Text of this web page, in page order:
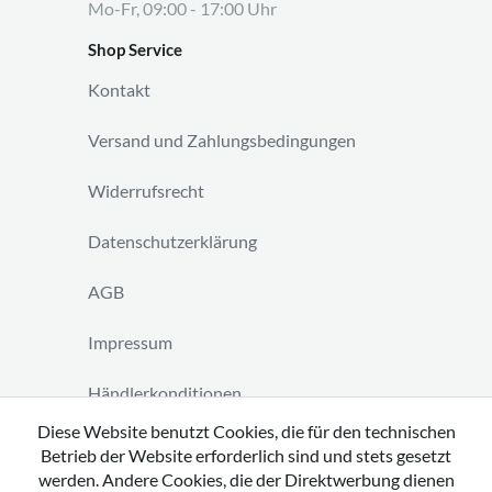
Mo-Fr, 09:00 - 17:00 Uhr
Shop Service
Kontakt
Versand und Zahlungsbedingungen
Widerrufsrecht
Datenschutzerklärung
AGB
Impressum
Händlerkonditionen
Vertrag widerrufen
Diese Website benutzt Cookies, die für den technischen
Betrieb der Website erforderlich sind und stets gesetzt
werden. Andere Cookies, die der Direktwerbung dienen